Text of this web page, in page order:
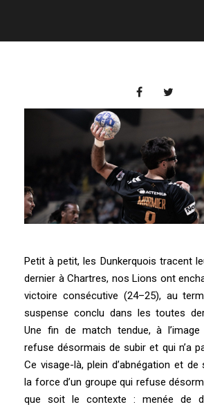
Petit à petit, les Dunkerquois tracent
dernier à Chartres, nos Lions ont
victoire consécutive (24–25), au
suspense conclu dans les toutes
Une fin de match tendue, à l’image
refuse désormais de subir et qui n’a
Ce visage-là, plein d’abnégation et
la force d’un groupe qui refuse
que soit le contexte : menée de